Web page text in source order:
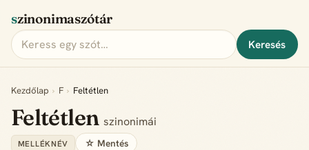
szinonimaszótár
Keresés
Kezdőlap › F › Feltétlen
Feltétlen szinonimái
MELLÉKNÉV ☆ Mentés